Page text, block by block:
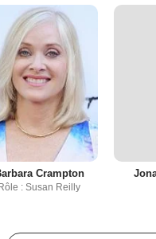
Crampton
Rôle : Susan Reilly